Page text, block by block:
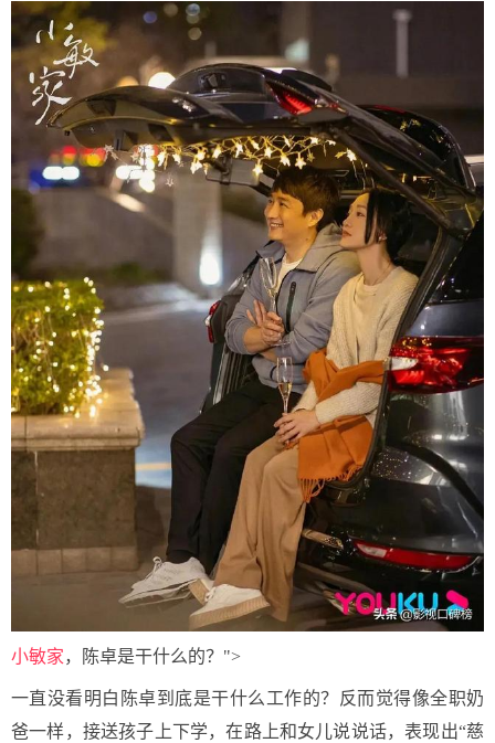
小敏家，陈卓是干什么的？">
一直没看明白陈卓到底是干什么工作的？反而觉得像全职奶
爸一样，接送孩子上下学，在路上和女儿说说话，表现出“慈